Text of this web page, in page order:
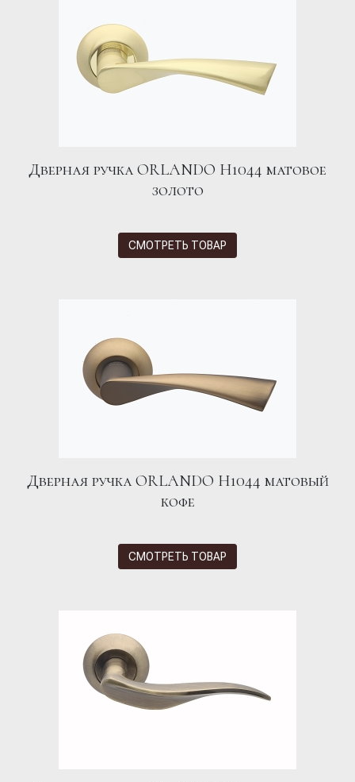
Дверная ручка ORLANDO H1044 матовое
золото
СМОТРЕТЬ ТОВАР
Дверная ручка ORLANDO H1044 матовый
кофе
СМОТРЕТЬ ТОВАР